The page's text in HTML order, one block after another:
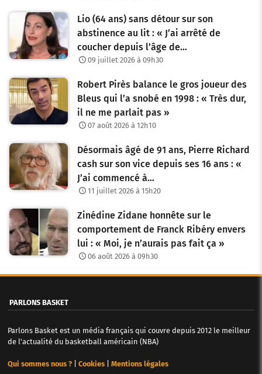
Lio (64 ans) sans détour sur son
abstinence au lit : « J’ai arrêté de
coucher depuis l’âge de…
09 juillet 2026 à 09h30
Robert Pirès balance le gros joueur des
Bleus qui l’a snobé en 1998 : « Très dur,
il ne me parlait pas »
07 août 2026 à 12h10
Désormais âgé de 91 ans, Pierre Richard
cash sur son vice depuis ses 16 ans : «
J’ai commencé à…
11 juillet 2026 à 15h20
Zinédine Zidane honnête sur le
comportement de Franck Ribéry envers
lui : « Moi, je n’aurais pas fait ça »
06 août 2026 à 09h30
PARLONS BASKET
Parlons Basket est un média français qui couvre depuis 2012 le meilleur
de l'actualité du basketball américain (NBA)
Qui sommes nous ?| Cookies| Mentions légales